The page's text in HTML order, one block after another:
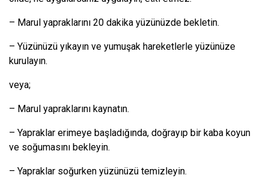
– Marul yapraklarını 20 dakika yüzünüzde bekletin.
– Yüzünüzü yıkayın ve yumuşak hareketlerle yüzünüze
kurulayın.
veya;
– Marul yapraklarını kaynatın.
– Yapraklar erimeye başladığında, doğrayıp bir kaba koyun
ve soğumasını bekleyin.
– Yapraklar soğurken yüzünüzü temizleyin.